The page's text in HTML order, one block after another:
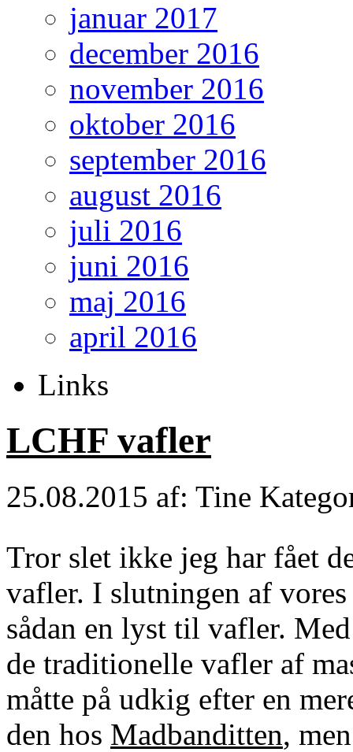
januar 2017
december 2016
november 2016
oktober 2016
september 2016
august 2016
juli 2016
juni 2016
maj 2016
april 2016
Links
LCHF vafler
25.08.2015 af: Tine
Tror slet ikke jeg har fået
vafler. I slutningen af
sådan en lyst til vafler.
de traditionelle vafler af
måtte på udkig efter en
den hos Madbanditten,